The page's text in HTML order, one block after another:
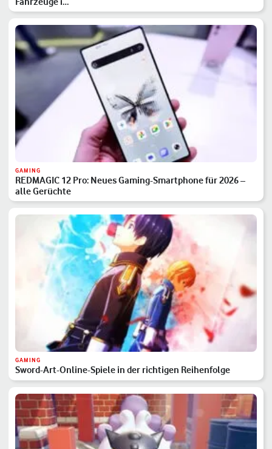
GAMING
REDMAGIC 12 Pro: Neues Gaming-Smartphone für 2026 –
alle Gerüchte
GAMING
Sword-Art-Online-Spiele in der richtigen Reihenfolge